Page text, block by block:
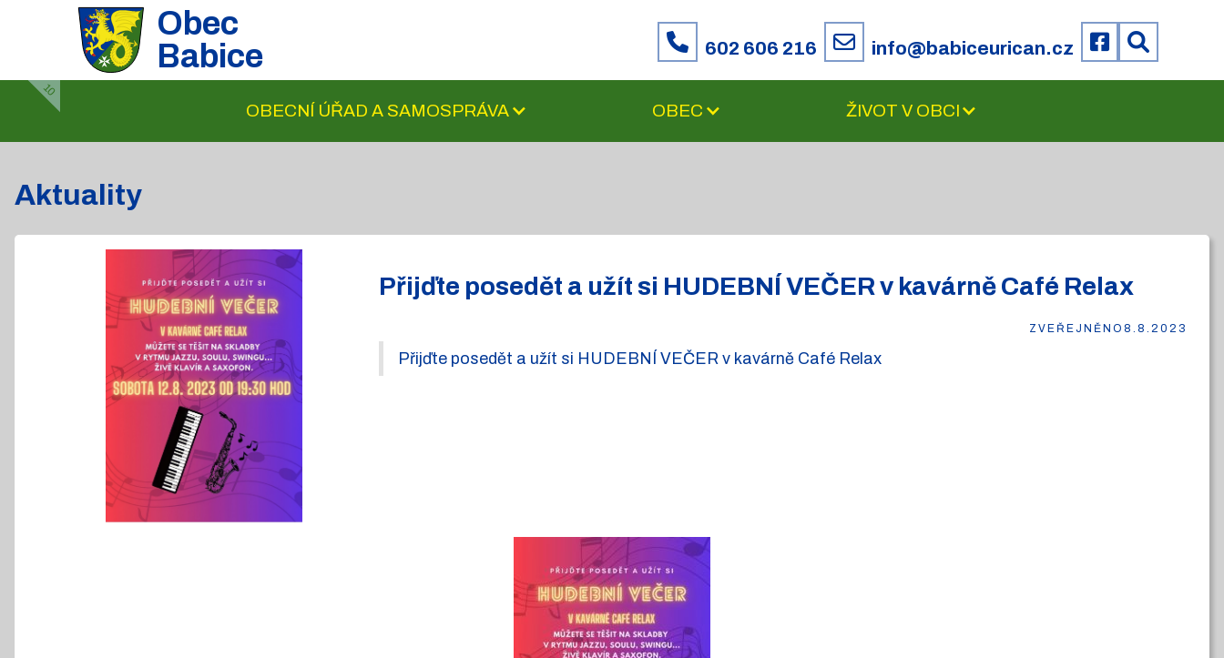
Obec
Babice
602 606 216 info@babiceurican.cz
10
OBECNÍ ÚŘAD A SAMOSPRÁVA OBEC ŽIVOT V OBCI
Aktuality
Přijďte posedět a užít si HUDEBNÍ VEČER v kavárně Café Relax
ZVEŘEJNĚNO 8.8.2023
Přijďte posedět a užít si HUDEBNÍ VEČER v kavárně Café Relax